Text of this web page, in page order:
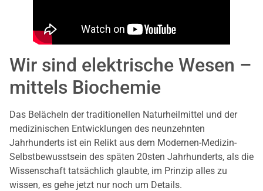
Wir sind elektrische Wesen –
mittels Biochemie
Das Belächeln der traditionellen Naturheilmittel und der
medizinischen Entwicklungen des neunzehnten
Jahrhunderts ist ein Relikt aus dem Modernen-Medizin-
Selbstbewusstsein des späten 20sten Jahrhunderts, als die
Wissenschaft tatsächlich glaubte, im Prinzip alles zu
wissen, es gehe jetzt nur noch um Details.